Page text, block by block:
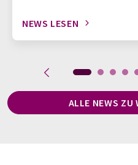
NEWS LESEN
ALLE NEWS ZU